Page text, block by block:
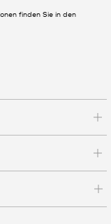
finden Sie in den